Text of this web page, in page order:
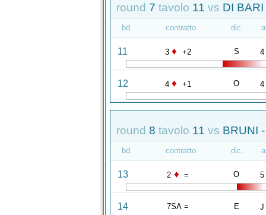
round 7 tavolo 11 vs DI
bd. contratto dic.
11 3 ♦ +2 S 4
12 4 ♦ +1 O 4
round 8 tavolo 11 vs BRUNI
bd. contratto dic.
13 2 ♦ = O 5
14 7SA = E J